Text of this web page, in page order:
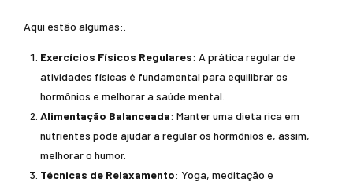
Aqui estão algumas:.
Exercícios Físicos Regulares: A prática regular de
atividades físicas é fundamental para equilibrar os
hormônios e melhorar a saúde mental.
Alimentação Balanceada: Manter uma dieta rica em
nutrientes pode ajudar a regular os hormônios e, assim,
melhorar o humor.
Técnicas de Relaxamento: Yoga, meditação e